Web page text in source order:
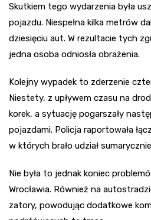
Skutkiem tego wydarzenia była
pojazdu. Niespełna kilka metrów
dziesięciu aut. W rezultacie tych
jedna osoba odniosła obrażenia.
Kolejny wypadek to zderzenie
Niestety, z upływem czasu na
korek, a sytuację pogarszały
pojazdami. Policja raportowała
w których brało udział
Nie była to jednak koniec
Wrocławia. Również na
zatory, powodując dodatkowe